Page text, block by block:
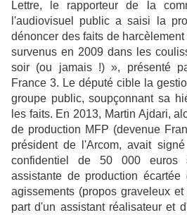
Lettre, le rapporteur de la
l'audiovisuel public a saisi la
dénoncer des faits de
survenus en 2009 dans les
soir (ou jamais !) », présenté
France 3. Le député cible la
groupe public, soupçonnant sa
les faits. En 2013, Martin Ajdari,
de production MFP (devenue
président de l'Arcom, avait signé
confidentiel de 50 000 euros
assistante de production
agissements (propos graveleux
part d'un assistant réalisateur et